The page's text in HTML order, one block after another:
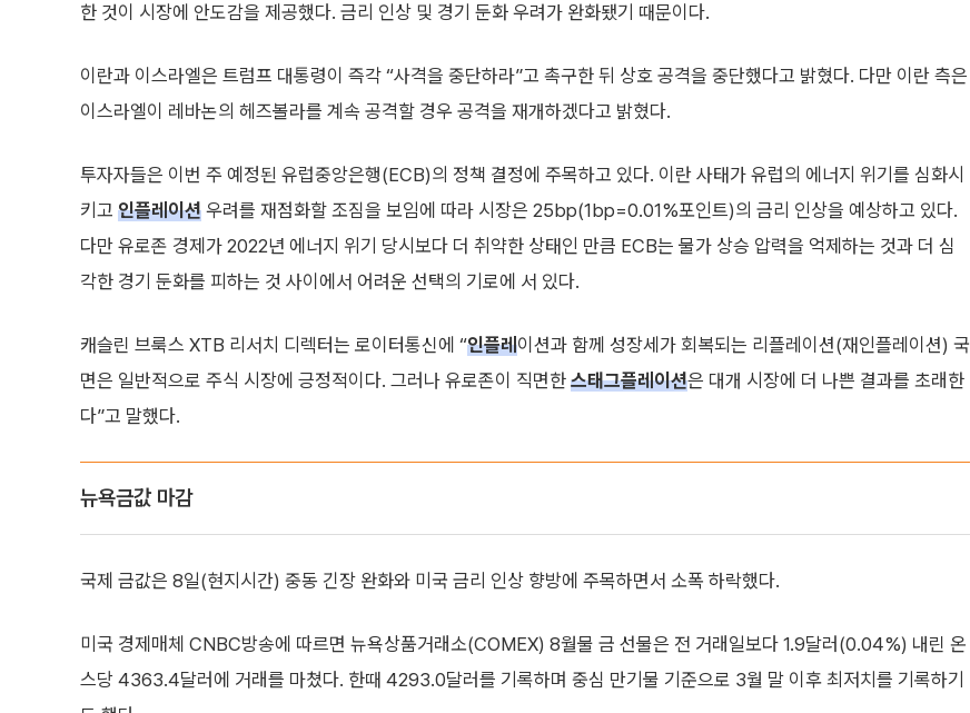
한 것이 시장에 안도감을 제공했다. 금리 인상 및 경기 둔화 우려가 완화됐기 때문이다.
이란과 이스라엘은 트럼프 대통령이 즉각 “사격을 중단하라”고 촉구한 뒤 상호 공격을 중단했다고 밝혔다. 다만 이란 측은
이스라엘이 레바논의 헤즈볼라를 계속 공격할 경우 공격을 재개하겠다고 밝혔다.
투자자들은 이번 주 예정된 유럽중앙은행(ECB)의 정책 결정에 주목하고 있다. 이란 사태가 유럽의 에너지 위기를 심화시
키고 인플레이션 우려를 재점화할 조짐을 보임에 따라 시장은 25bp(1bp=0.01%포인트)의 금리 인상을 예상하고 있다.
다만 유로존 경제가 2022년 에너지 위기 당시보다 더 취약한 상태인 만큼 ECB는 물가 상승 압력을 억제하는 것과 더 심
각한 경기 둔화를 피하는 것 사이에서 어려운 선택의 기로에 서 있다.
캐슬린 브룩스 XTB 리서치 디렉터는 로이터통신에 “인플레이션과 함께 성장세가 회복되는 리플레이션(재인플레이션) 국
면은 일반적으로 주식 시장에 긍정적이다. 그러나 유로존이 직면한 스태그플레이션은 대개 시장에 더 나쁜 결과를 초래한
다”고 말했다.
뉴욕금값 마감
국제 금값은 8일(현지시간) 중동 긴장 완화와 미국 금리 인상 향방에 주목하면서 소폭 하락했다.
미국 경제매체 CNBC방송에 따르면 뉴욕상품거래소(COMEX) 8월물 금 선물은 전 거래일보다 1.9달러(0.04%) 내린 온
스당 4363.4달러에 거래를 마쳤다. 한때 4293.0달러를 기록하며 중심 만기물 기준으로 3월 말 이후 최저치를 기록하기